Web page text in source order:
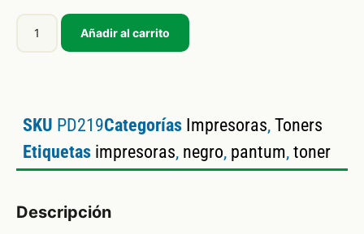
Añadir al carrito
SKU PD219Categorías Impresoras,Toners
Etiquetas impresoras, negro, pantum,toner
Descripción